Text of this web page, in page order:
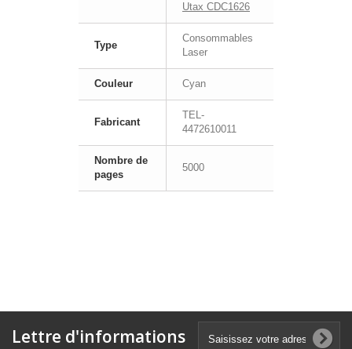
Utax CDC1626
Type
Consommables
Laser
Couleur Cyan
Fabricant
TEL-
4472610011
Nombre de
pages
5000
Lettre d'informations